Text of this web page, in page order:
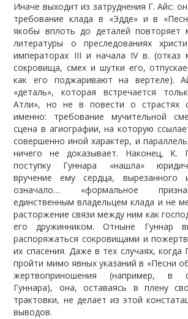
Иначе выходит из затруднения Г. Айс:
требование клада в «Эдде» и в
якобы вплоть до деталей повторяет
литературы о преследованиях
императорах III и начала IV в. (отказ
сокровища, смех и шутки его,
как его поджаривают на вертеле).
«деталь», которая встречается
Атли», но не в повести о страстях
именно: требование мучительной
сцена в агиографии, на которую
совершенно иной характер, и
ничего не доказывает. Наконец, К.
поступку Гуннара «нашла»
вручение ему сердца, вырезанного
означало… «формальное
единственным владельцем клада и не
расторжение связи между ним как
его дружинником. Отныне Гуннар
распоряжаться сокровищами и
их спасения. Даже в тех случаях,
пройти мимо явных указаний в «Песни
жертвоприношения (например, в
Гуннара), она, оставаясь в плену
трактовки, не делает из этой
выводов.